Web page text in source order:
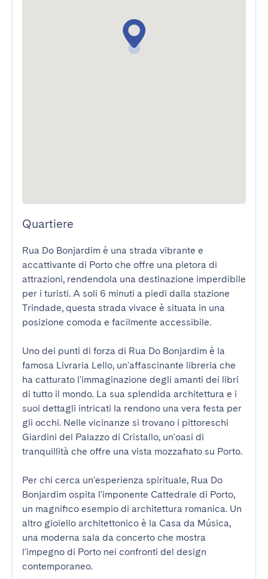
Quartiere
Rua Do Bonjardim è una strada vibrante e
accattivante di Porto che offre una pletora di
attrazioni, rendendola una destinazione imperdibile
per i turisti. A soli 6 minuti a piedi dalla stazione
Trindade, questa strada vivace è situata in una
posizione comoda e facilmente accessibile.
Uno dei punti di forza di Rua Do Bonjardim è la
famosa Livraria Lello, un'affascinante libreria che
ha catturato l'immaginazione degli amanti dei libri
di tutto il mondo. La sua splendida architettura e i
suoi dettagli intricati la rendono una vera festa per
gli occhi. Nelle vicinanze si trovano i pittoreschi
Giardini del Palazzo di Cristallo, un'oasi di
tranquillità che offre una vista mozzafiato su Porto.
Per chi cerca un'esperienza spirituale, Rua Do
Bonjardim ospita l'imponente Cattedrale di Porto,
un magnifico esempio di architettura romanica. Un
altro gioiello architettonico è la Casa da Música,
una moderna sala da concerto che mostra
l'impegno di Porto nei confronti del design
contemporaneo.